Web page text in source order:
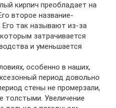
кирпич преобладает на
второе название-
так называют из-за
затрачивается
и уменьшается
особенно в наших,
период довольно
стены не промерзали,
толстыми. Увеличение